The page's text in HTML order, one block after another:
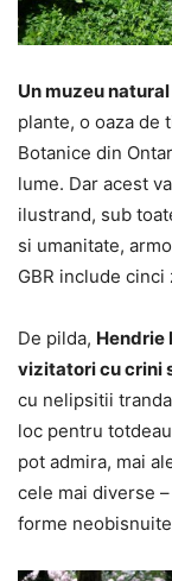
Un muzeu
plante, o oaza de
Botanice din
lume. Dar acest
ilustrand, sub
si umanitate,
GBR include cinci
De pilda, Hendrie
vizitatori cu crini
cu nelipsitii
loc pentru
pot admira, mai
cele mai diverse
forme